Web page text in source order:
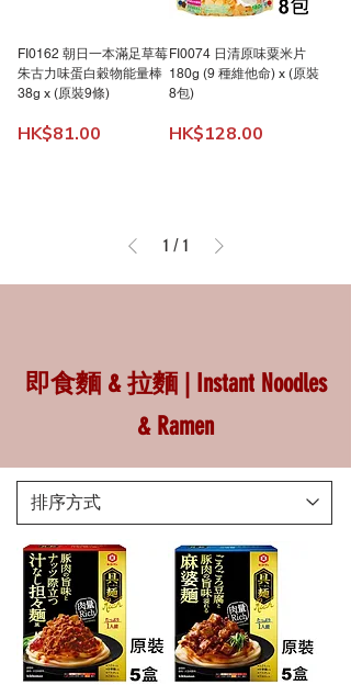
FI0162 朝日一本滿足草莓
朱古力味蛋白穀物能量棒
38g x (原裝9條)
價格
HK$81.00
FI0074 日清原味粟米片
180g (9 種維他命) x (原裝
8包)
價格
HK$128.00
1 / 1
即食麵 & 拉麵 | Instant Noodles
& Ramen